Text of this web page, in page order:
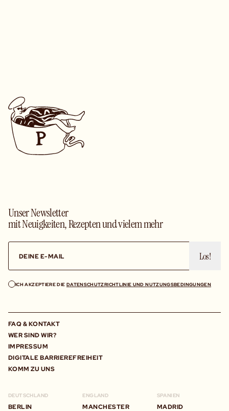
Unser Newsletter
mit Neuigkeiten, Rezepten und vielem mehr
Los!
ICH AKZEPTIERE DIE DATENSCHUTZRICHTLINIE UND NUTZUNGSBEDINGUNGEN
FAQ & KONTAKT
WER SIND WIR?
IMPRESSUM
DIGITALE BARRIEREFREIHEIT
KOMM ZU UNS
DEUTSCHLAND
BERLIN
ENGLAND
MANCHESTER
SPANIEN
MADRID